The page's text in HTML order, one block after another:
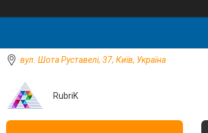
вул. Шота Руставелі, 37, Київ, Україна
RubriK